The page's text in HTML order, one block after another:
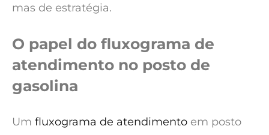
mas de estratégia.
O papel do fluxograma de
atendimento no posto de
gasolina
Um fluxograma de atendimento em posto